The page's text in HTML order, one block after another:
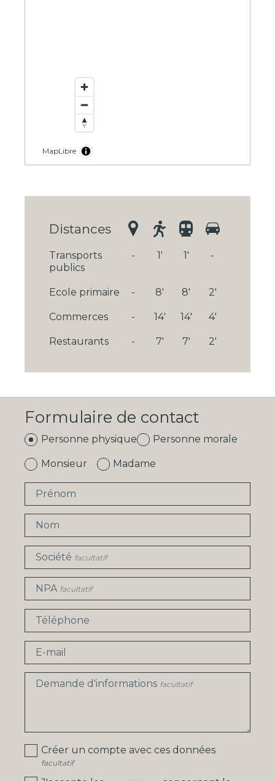
MapLibre
Distances
Transports
publics
- 1' 1' -
Ecole primaire - 8' 8' 2'
Commerces - 14' 14' 4'
Restaurants - 7' 7' 2'
Formulaire de contact
Personne physique Personne morale
Monsieur Madame
Prénom
Nom
Société facultatif
NPA facultatif
Téléphone
E-mail
Demande d'informations facultatif
Créer un compte avec ces données
facultatif